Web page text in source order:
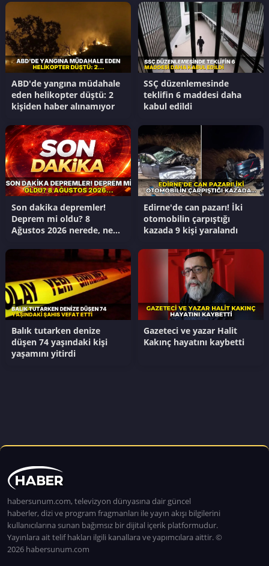
ABD'de yangına müdahale
eden helikopter düştü: 2
kişiden haber alınamıyor
SSÇ düzenlemesinde
teklifin 6 maddesi daha
kabul edildi
Son dakika depremler!
Deprem mi oldu? 8
Ağustos 2026 nerede, ne
Edirne'de can pazarı! İki
otomobilin çarpıştığı
kazada 9 kişi yaralandı
Balık tutarken denize
düşen 74 yaşındaki kişi
yaşamını yitirdi
Gazeteci ve yazar Halit
Kakınç hayatını kaybetti
habersunum.com, televizyon dünyasına dair güncel
haberler, dizi ve program fragmanları ile yayın akışı bilgilerini
kullanıcılarına sunan bağımsız bir dijital içerik platformudur.
Yayınlara ait telif hakları ilgili kanallara ve yapımcılara aittir. ©
2026 habersunum.com